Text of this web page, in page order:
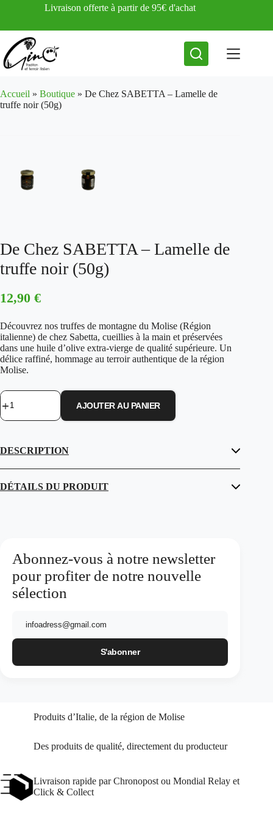
Livraison offerte à partir de 95€ d'achat
Accueil » Boutique » De Chez SABETTA – Lamelle de
truffe noir (50g)
De Chez SABETTA – Lamelle de
truffe noir (50g)
12,90 €
Découvrez nos truffes de montagne du Molise (Région
italienne) de chez Sabetta, cueillies à la main et préservées
dans une huile d’olive extra-vierge de qualité supérieure. Un
délice raffiné, hommage au terroir authentique de la région
Molise.
quantité
de
SABETTA
Lamelle
de
truffe
AJOUTER AU PANIER
DESCRIPTION
DÉTAILS DU PRODUIT
Abonnez-vous à notre newsletter
pour profiter de notre nouvelle
sélection
mail
Produits d’Italie, de la région de Molise
Des produits de qualité, directement du producteur
Livraison rapide par Chronopost ou Mondial Relay et
Click & Collect